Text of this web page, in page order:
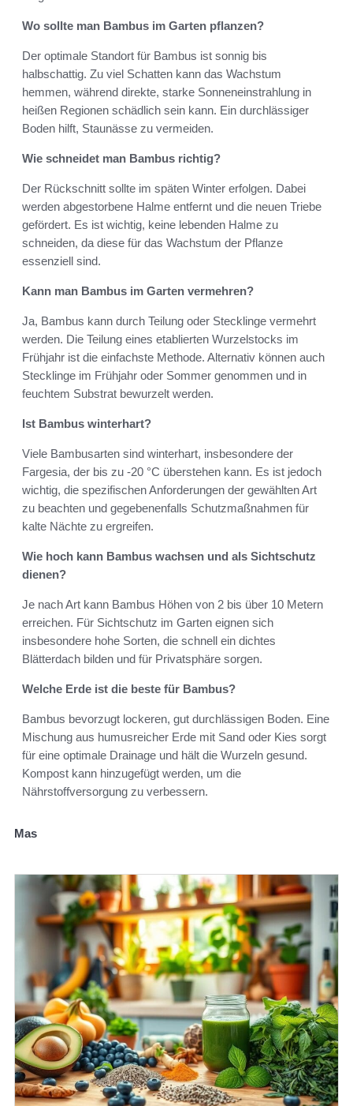
Wo sollte man Bambus im Garten pflanzen?
Der optimale Standort für Bambus ist sonnig bis
halbschattig. Zu viel Schatten kann das Wachstum
hemmen, während direkte, starke Sonneneinstrahlung in
heißen Regionen schädlich sein kann. Ein durchlässiger
Boden hilft, Staunässe zu vermeiden.
Wie schneidet man Bambus richtig?
Der Rückschnitt sollte im späten Winter erfolgen. Dabei
werden abgestorbene Halme entfernt und die neuen Triebe
gefördert. Es ist wichtig, keine lebenden Halme zu
schneiden, da diese für das Wachstum der Pflanze
essenziell sind.
Kann man Bambus im Garten vermehren?
Ja, Bambus kann durch Teilung oder Stecklinge vermehrt
werden. Die Teilung eines etablierten Wurzelstocks im
Frühjahr ist die einfachste Methode. Alternativ können auch
Stecklinge im Frühjahr oder Sommer genommen und in
feuchtem Substrat bewurzelt werden.
Ist Bambus winterhart?
Viele Bambusarten sind winterhart, insbesondere der
Fargesia, der bis zu -20 °C überstehen kann. Es ist jedoch
wichtig, die spezifischen Anforderungen der gewählten Art
zu beachten und gegebenenfalls Schutzmaßnahmen für
kalte Nächte zu ergreifen.
Wie hoch kann Bambus wachsen und als Sichtschutz
dienen?
Je nach Art kann Bambus Höhen von 2 bis über 10 Metern
erreichen. Für Sichtschutz im Garten eignen sich
insbesondere hohe Sorten, die schnell ein dichtes
Blätterdach bilden und für Privatsphäre sorgen.
Welche Erde ist die beste für Bambus?
Bambus bevorzugt lockeren, gut durchlässigen Boden. Eine
Mischung aus humusreicher Erde mit Sand oder Kies sorgt
für eine optimale Drainage und hält die Wurzeln gesund.
Kompost kann hinzugefügt werden, um die
Nährstoffversorgung zu verbessern.
Mas